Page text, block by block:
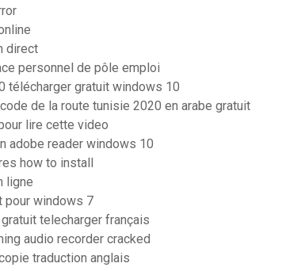
direct
personnel de pôle emploi
télécharger gratuit windows 10
de la route tunisie 2020 en arabe gratuit
lire cette video
adobe reader windows 10
how to install
ligne
pour windows 7
telecharger français
audio recorder cracked
traduction anglais